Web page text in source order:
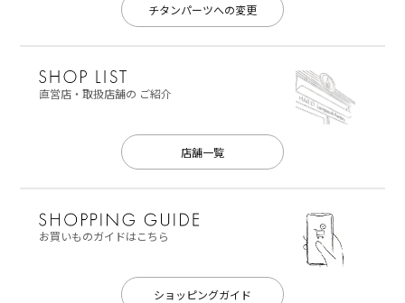
チタンパーツへの変更
直営店・取扱店舗の ご紹介
店舗一覧
お買いものガイドはこちら
ショッピングガイド